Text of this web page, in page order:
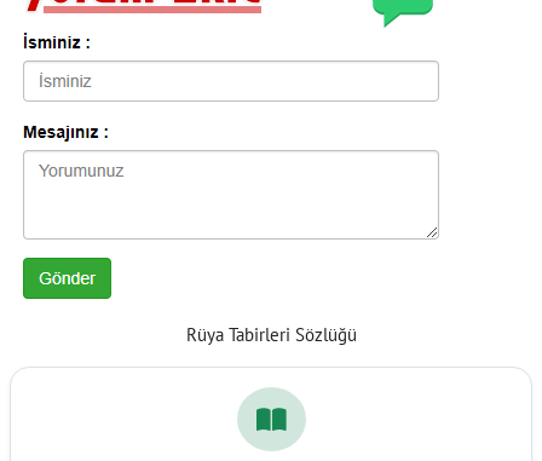
Rüya Tabirleri Sözlüğü